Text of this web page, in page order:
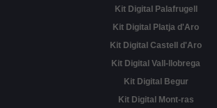
Kit Digital Palafrugell
Kit Digital Platja d'Aro
Kit Digital Castell d'Aro
Kit Digital Vall-llobrega
Kit Digital Begur
Kit Digital Mont-ras